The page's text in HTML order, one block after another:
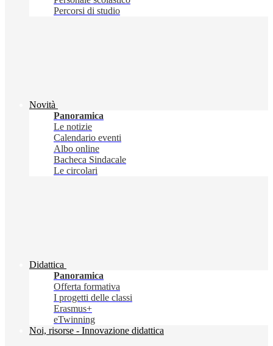
Percorsi di studio
Novità
Panoramica
Le notizie
Calendario eventi
Albo online
Bacheca Sindacale
Le circolari
Didattica
Panoramica
Offerta formativa
I progetti delle classi
Erasmus+
eTwinning
Noi, risorse - Innovazione didattica